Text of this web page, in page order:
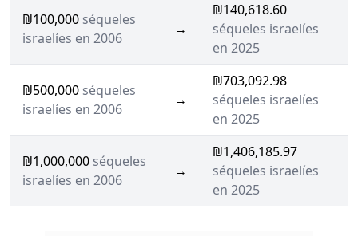
₪100,000 séqueles
israelíes en 2006
→
₪140,618.60
séqueles israelíes
en 2025
₪500,000 séqueles
israelíes en 2006
→
₪703,092.98
séqueles israelíes
en 2025
₪1,000,000 séqueles
israelíes en 2006
→
₪1,406,185.97
séqueles israelíes
en 2025